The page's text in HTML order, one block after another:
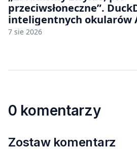
przeciwsłoneczne”.
inteligentnych okularów
7 sie 2026
0 komentarzy
Zostaw komentarz